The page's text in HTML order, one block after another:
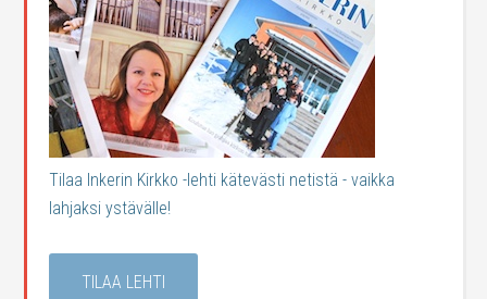
Tilaa Inkerin Kirkko -lehti kätevästi netistä - vaikka
lahjaksi ystävälle!
TILAA LEHTI